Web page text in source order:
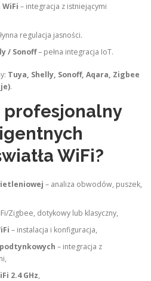
– integracja z istniejącymi
regulacja jasności.
/ Sonoff– pełna integracja IoT.
Tuya, Shelly, Sonoff, Aqara, Zigbee
.
profesjonalny
WiFi?
– analiza obwodów, puszek,
Zigbee, dotykowy lub klasyczny,
– instalacja i konfiguracja,
– integracja z
2.4 GHz,